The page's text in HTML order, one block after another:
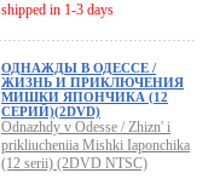
shipped in 1-3 days
ОДНАЖДЫ В ОДЕССЕ /
ЖИЗНЬ И ПРИКЛЮЧЕНИЯ
МИШКИ ЯПОНЧИКА (12
CЕРИЙ)(2DVD)
Odnazhdy v Odesse / Zhizn' i
prikliucheniia Mishki Iaponchika
(12 serii) (2DVD NTSC)